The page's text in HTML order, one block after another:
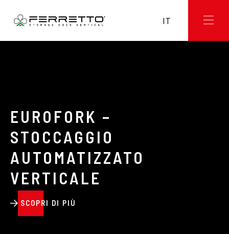
IT
EUROFORK –
STOCCAGGIO
AUTOMATIZZATO
VERTICALE
SCOPRI DI PIÙ